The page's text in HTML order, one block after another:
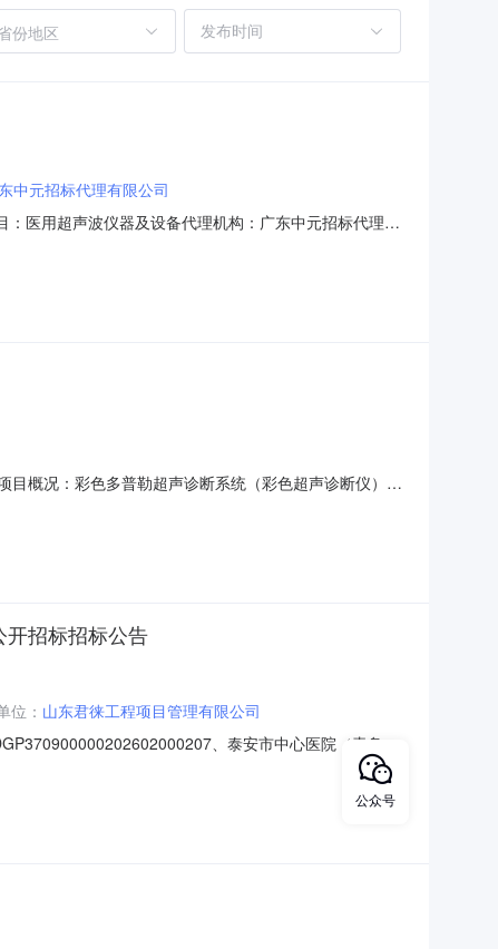
份地区
中元招标代理有限公司
医用超声波仪器及设备代理机构：广东中元招标代理有
项目名称：
概况：彩色多普勒超声诊断系统（彩色超声诊断仪）采
会计制度；3.具有履行合同所必需的设备和专业技术能
招标招标公告
位： 山东君徕工程项目管理有限公司
、泰安市中心医院（青岛大
来参加。泰安市中心医院（青岛大学附属泰安市中心医
)免费申请账号在山东省政府采购电子交
公众号